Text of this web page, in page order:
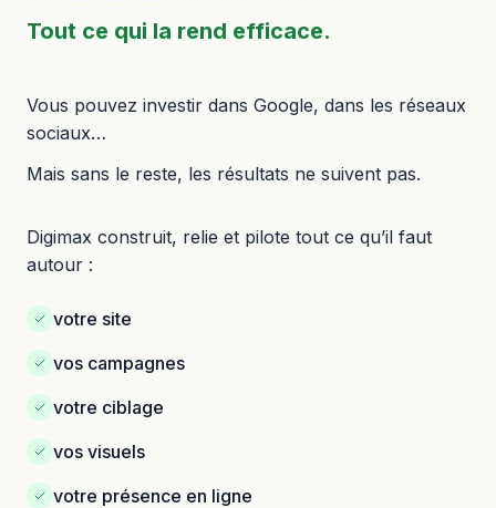
Tout ce qui la rend efficace.
Vous pouvez investir dans Google, dans les réseaux
sociaux…
Mais sans le reste, les résultats ne suivent pas.
Digimax construit, relie et pilote tout ce qu’il faut
autour :
votre site
vos campagnes
votre ciblage
vos visuels
votre présence en ligne